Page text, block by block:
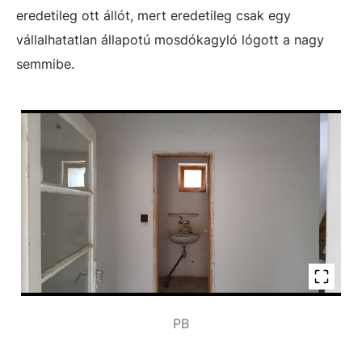
eredetileg ott állót, mert eredetileg csak egy
vállalhatatlan állapotú mosdókagyló lógott a nagy
semmibe.
PB